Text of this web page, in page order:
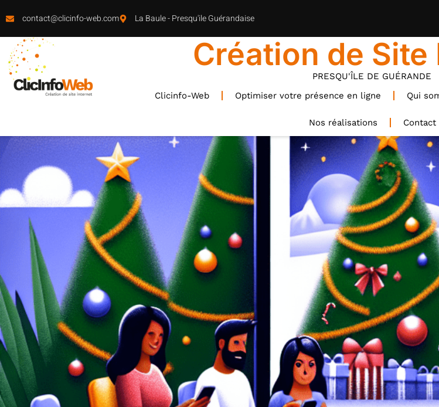
contact@clicinfo-web.com La Baule - Presqu'ile Guérandaise
Création de
PRESQU'ÎLE DE GUÉRANDE
Clicinfo-Web
Optimiser votre présence en ligne Qui
Nos réalisations Contact